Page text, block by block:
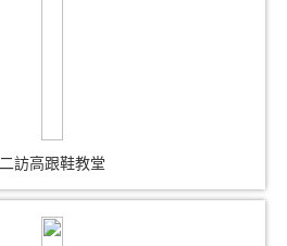
二訪高跟鞋教堂